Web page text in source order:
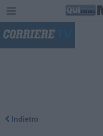
Indietro